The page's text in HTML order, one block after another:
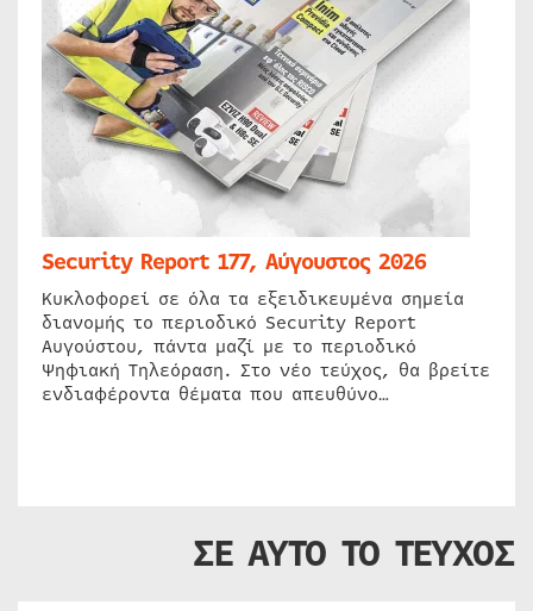
Security Report 177, Αύγουστος 2026
Κυκλοφορεί σε όλα τα εξειδικευμένα σημεία
διανομής το περιοδικό Security Report
Αυγούστου, πάντα μαζί με το περιοδικό
Ψηφιακή Τηλεόραση. Στο νέο τεύχος, θα βρείτε
ενδιαφέροντα θέματα που απευθύνο…
ΣΕ ΑΥΤΟ ΤΟ ΤΕΥΧΟΣ